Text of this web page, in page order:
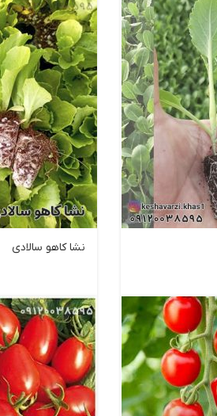
نشا کاهو سالادی